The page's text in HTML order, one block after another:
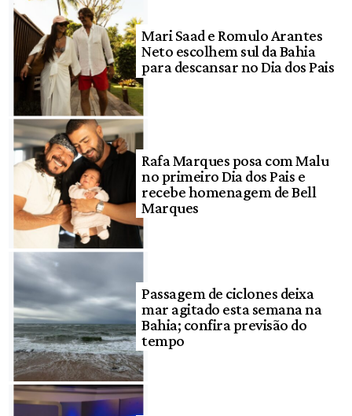
Mari Saad e Romulo Arantes
Neto escolhem sul da Bahia
para descansar no Dia dos Pais
Rafa Marques posa com Malu
no primeiro Dia dos Pais e
recebe homenagem de Bell
Marques
Passagem de ciclones deixa
mar agitado esta semana na
Bahia; confira previsão do
tempo